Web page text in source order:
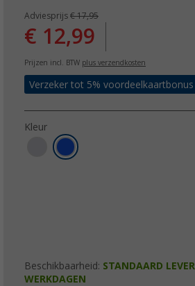
Adviesprijs € 17,95
€ 12,99
Prijzen incl. BTW plus verzendkosten
Verzeker tot 5% voordeelkaartbonus
Kleur
Beschikbaarheid: STANDAARD
WERKDAGEN